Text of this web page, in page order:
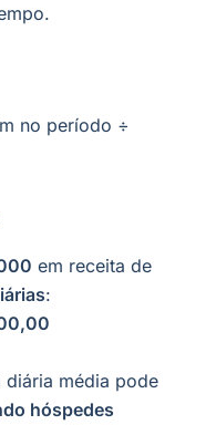
no período ÷
em receita de
:
diária média pode
hóspedes